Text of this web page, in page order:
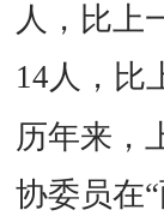
人，比上
14人，比
历年来，
协委员在